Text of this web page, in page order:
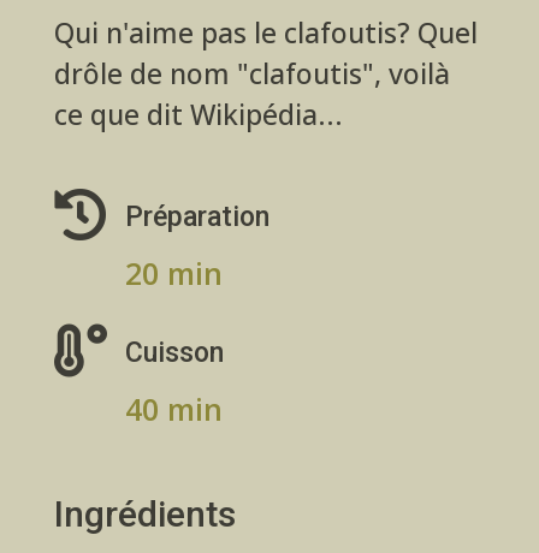
Qui n'aime pas le clafoutis? Quel
drôle de nom "clafoutis", voilà
ce que dit Wikipédia...
 Préparation
20 min
 Cuisson
40 min
Ingrédients